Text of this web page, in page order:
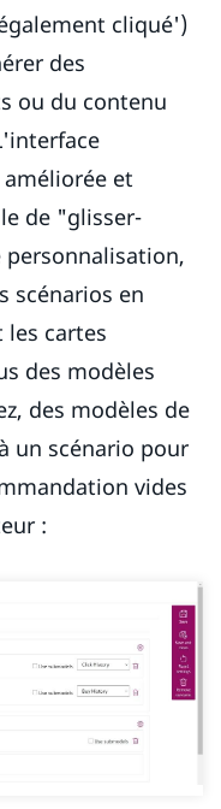
cliqué')
des
ou du contenu
et
de "glisser-
personnalisation,
scénarios en
les cartes
des modèles
des modèles de
un scénario pour
vides
: